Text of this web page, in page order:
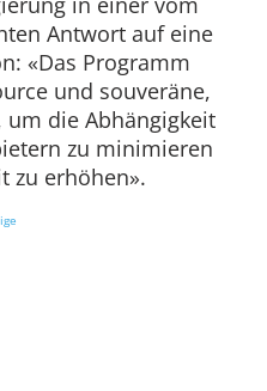
Antwort auf eine
«Das Programm
und souveräne,
um die Abhängigkeit
zu minimieren
zu erhöhen».